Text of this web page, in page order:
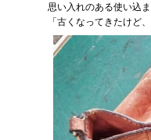
思い入れのある使い込
「古くなってきたけど